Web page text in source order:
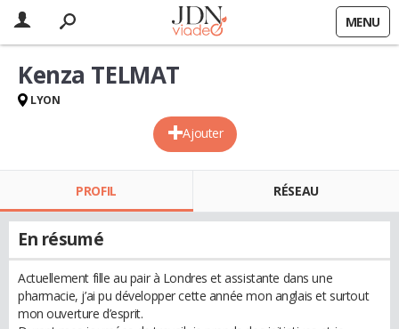
MENU
Ajouter
Kenza TELMAT
LYON
PROFIL RÉSEAU
En résumé
Actuellement fille au pair à Londres et assistante dans une
pharmacie, j’ai pu développer cette année mon anglais et surtout
mon ouverture d’esprit.